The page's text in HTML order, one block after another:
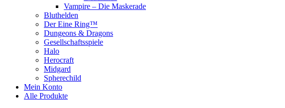
Vampire – Die Maskerade
Bluthelden
Der Eine Ring™
Dungeons & Dragons
Gesellschaftsspiele
Halo
Herocraft
Midgard
Spherechild
Mein Konto
Alle Produkte